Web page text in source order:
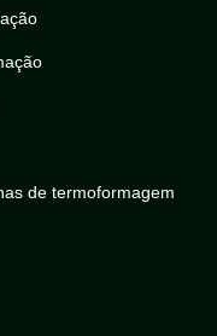
de termoformagem